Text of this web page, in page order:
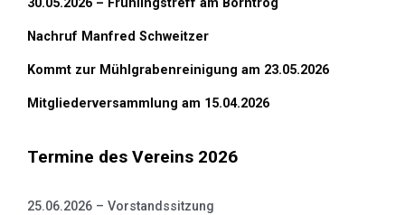
Nachruf Manfred Schweitzer
Kommt zur Mühlgrabenreinigung am 23.05.2026
Mitgliederversammlung am 15.04.2026
Termine des Vereins 2026
25.06.2026 – Vorstandssitzung